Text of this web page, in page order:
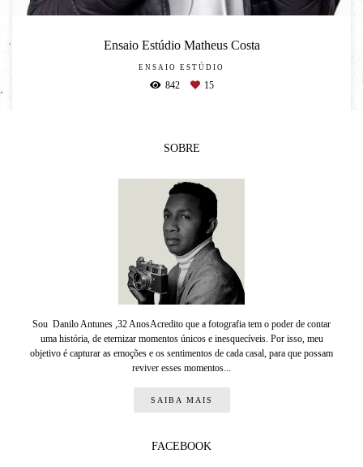
Ensaio Estúdio Matheus Costa
ENSAIO ESTÚDIO
842 15
SOBRE
Sou Danilo Antunes ,32 AnosAcredito que a fotografia tem o poder de contar
uma história, de eternizar momentos únicos e inesquecíveis. Por isso, meu
objetivo é capturar as emoções e os sentimentos de cada casal, para que possam
reviver esses momentos...
SAIBA MAIS
FACEBOOK